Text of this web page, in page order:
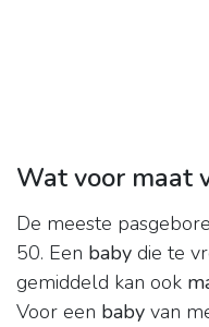
Wat voor maat
De meeste
50. Een baby die te
gemiddeld kan ook
Voor een baby van